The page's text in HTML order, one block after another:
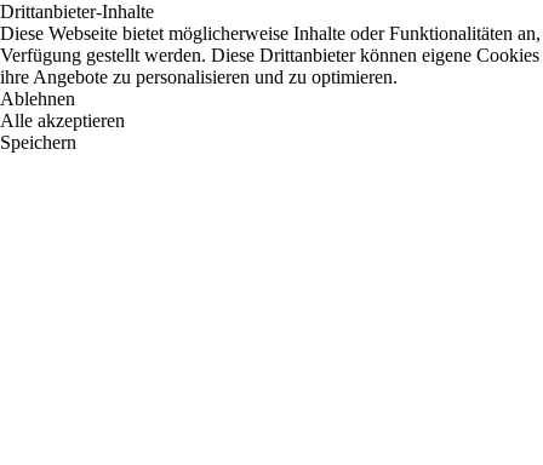
Drittanbieter-Inhalte
Diese Webseite bietet möglicherweise Inhalte oder Funktionalitäten
Verfügung gestellt werden. Diese Drittanbieter können eigene
ihre Angebote zu personalisieren und zu optimieren.
Ablehnen
Alle akzeptieren
Speichern